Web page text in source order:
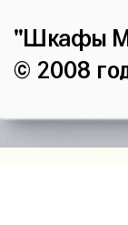
"Шкафы
© 2008